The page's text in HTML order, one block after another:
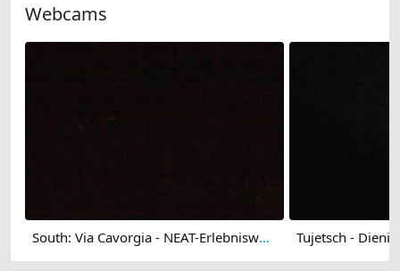
Webcams
South: Via Cavorgia - NEAT-Erlebnisweg Aussichtsplattform